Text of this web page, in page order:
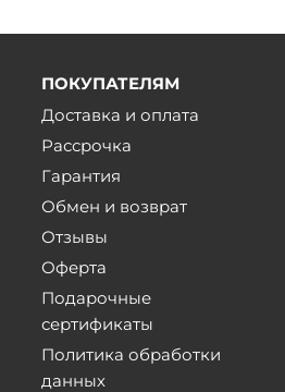
ПОКУПАТЕЛЯМ
Доставка и оплата
Рассрочка
Гарантия
Обмен и возврат
Отзывы
Оферта
Подарочные
сертификаты
Политика обработки
данных